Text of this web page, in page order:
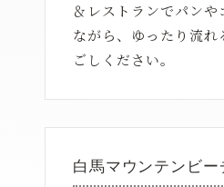
＆レストランでパン
ながら、ゆったり流
ごしください。
白馬マウンテンビー